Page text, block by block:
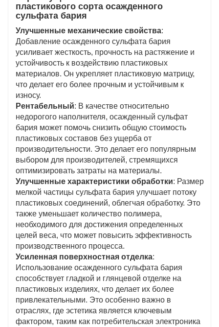
пластикового сорта осажденного
сульфата бария
Улучшенные механические свойства:
Добавление осажденного сульфата бария
усиливает жесткость, прочность на растяжение и
устойчивость к воздействию пластиковых
материалов. Он укрепляет пластиковую матрицу,
что делает его более прочным и устойчивым к
износу.
Рентабельный: В качестве относительно
недорогого наполнителя, осажденный сульфат
бария может помочь снизить общую стоимость
пластиковых составов без ущерба от
производительности. Это делает его популярным
выбором для производителей, стремящихся
оптимизировать затраты на материалы.
Улучшенные характеристики обработки: Размер
мелкой частицы сульфата бария улучшает потоку
пластиковых соединений, облегчая обработку. Это
также уменьшает количество полимера,
необходимого для достижения определенных
целей веса, что может повысить эффективность
производственного процесса.
Усиленная поверхностная отделка:
Использование осажденного сульфата бария
способствует гладкой и глянцевой отделке на
пластиковых изделиях, что делает их более
привлекательными. Это особенно важно в
отраслях, где эстетика является ключевым
фактором, таким как потребительская электроника